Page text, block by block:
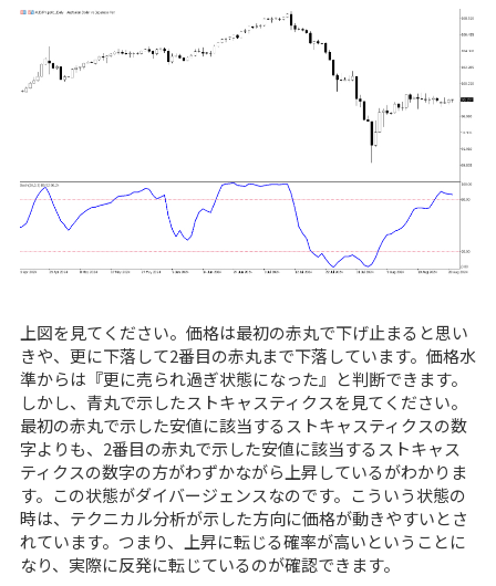
上図を見てください。価格は最初の赤丸で下げ止まると思い
きや、更に下落して2番目の赤丸まで下落しています。価格水
準からは『更に売られ過ぎ状態になった』と判断できます。
しかし、青丸で示したストキャスティクスを見てください。
最初の赤丸で示した安値に該当するストキャスティクスの数
字よりも、2番目の赤丸で示した安値に該当するストキャス
ティクスの数字の方がわずかながら上昇しているがわかりま
す。この状態がダイバージェンスなのです。こういう状態の
時は、テクニカル分析が示した方向に価格が動きやすいとさ
れています。つまり、上昇に転じる確率が高いということに
なり、実際に反発に転じているのが確認できます。